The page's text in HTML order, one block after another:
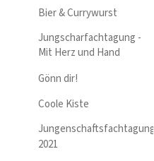
Bier & Currywurst
Jungscharfachtagung -
Mit Herz und Hand
Gönn dir!
Coole Kiste
Jungenschaftsfachtagung
2021